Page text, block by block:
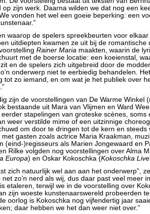
op zijn werk. Daarna wilden we dat nog een
vonden het wel een goeie beperking: een
waarop de spelers spreekbeurten voor
uitdiepten kwamen ze uit bij de romantische
Rainer Maria maakten, waarin de
met de boerse locatie: een koeienstal,
en de spelers zich uitgebreid door de
onderwerp niet te eerbiedig behandelen.
tot zo iemand, en om wat je het publiek over
zijn de voorstellingen van De Warme Winkel
bestaande uit Mara van Vlijmen en Ward
stapelingen van groteske scènes, soms
weer verstilde mime of een uitzinnige
om door te dringen tot de kern en steeds
met gasten zoals actrice Maria Kraakman,
(eind-)regisseurs als Marien Jongewaard en
Rilke volgden nog voorstellingen over Alma
Europa) en Oskar Kokoschka (Kokoschka
zich natuurlijk wel aan aan het onderwerp”,
net zo’n nerd als wij, dus daar past veel meer
etaleren, terwijl we in de voorstelling over
zijn woeste kunstenaarswereld probeerden
oorlog is Kokoschka nog vijfendertig jaar
daar hebben we het dan weer niet over.”